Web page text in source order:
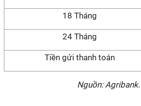
18 Tháng
24 Tháng
Tiền gửi thanh toán
Nguồn: Agribank.